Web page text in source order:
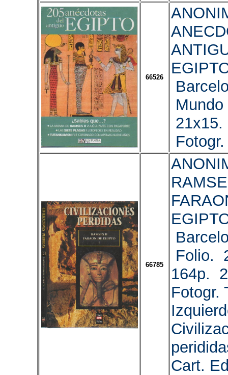
66526
21x15.
66785
Folio.
164p.
Fotogr.
Cart.